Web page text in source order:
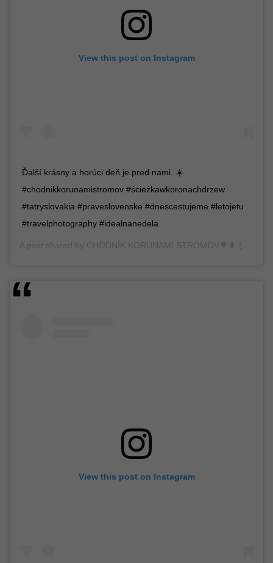
View this post on Instagram
Ďalší krásny a horúci deň je pred nami. ☀️
#chodnikkorunamistromov #ścieżkawkoronachdrzew
#tatryslovakia #praveslovenske #dnescestujeme #letojetu
#travelphotography #idealnanedela
View this post on Instagram